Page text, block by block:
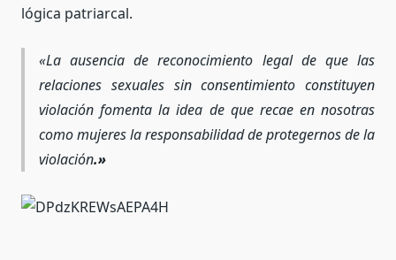
lógica patriarcal.
«La ausencia de reconocimiento legal de que las
relaciones sexuales sin consentimiento constituyen
violación fomenta la idea de que recae en nosotras
como mujeres la responsabilidad de protegernos de la
violación.»